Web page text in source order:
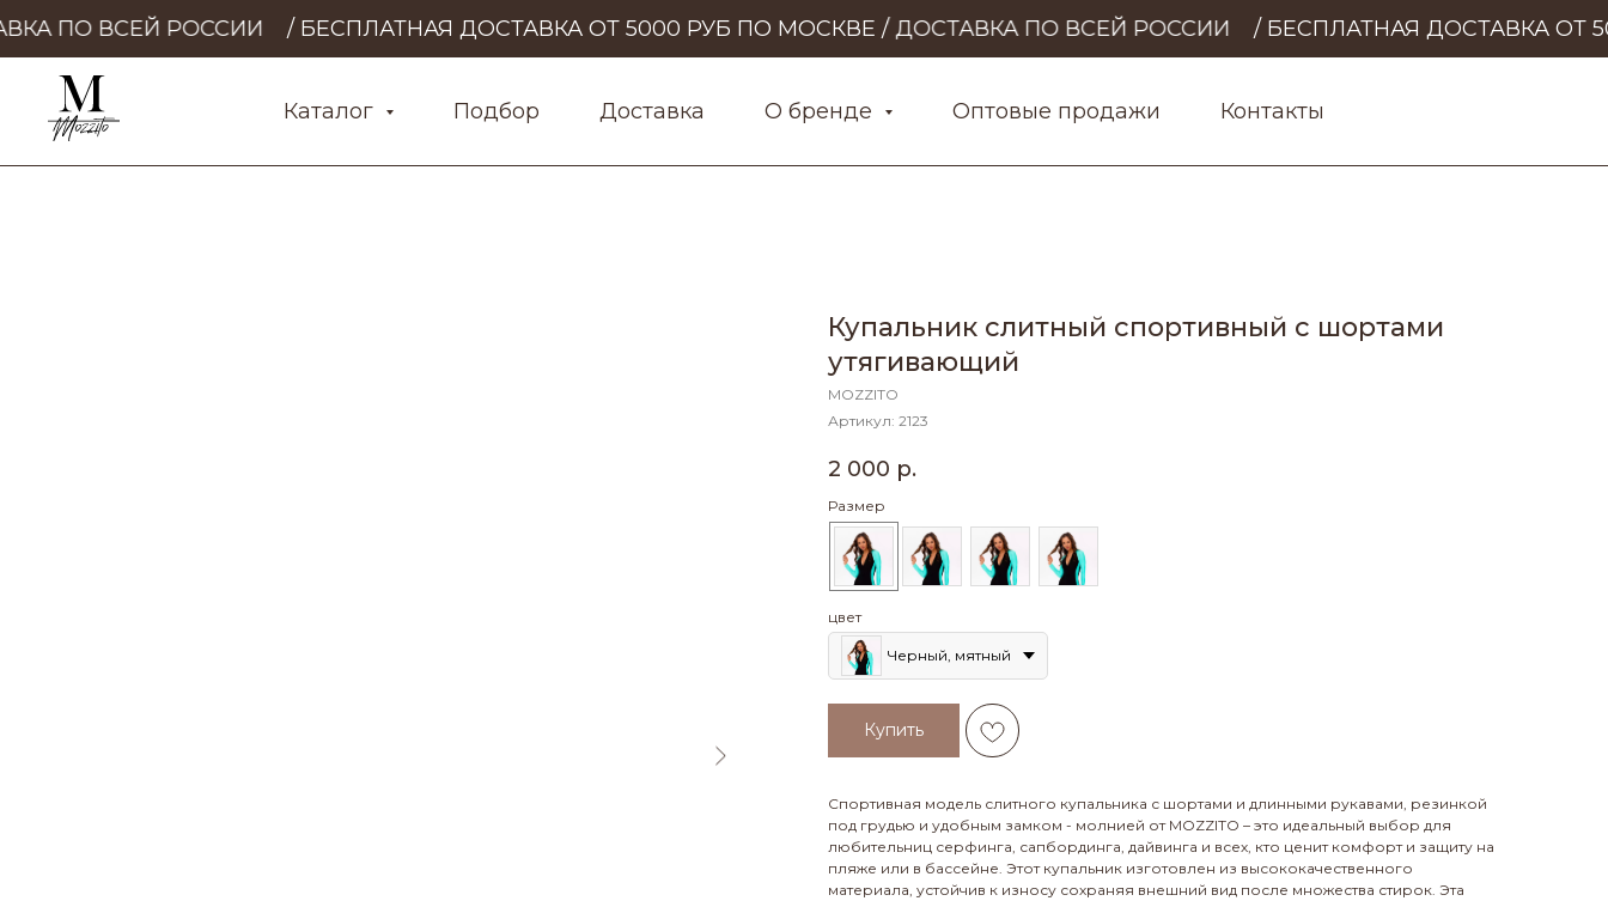
ПО ВСЕЙ РОССИИ / БЕСПЛАТНАЯ ДОСТАВКА ОТ 5000 РУБ ПО МОСКВЕ / ДОСТАВКА ПО ВСЕЙ РОССИИ / БЕСПЛАТНАЯ ДОСТАВКА ОТ
Каталог Подбор Доставка О бренде Оптовые продажи Контакты
Купальник слитный спортивный с шортами
утягивающий
MOZZITO
Артикул: 2123
2 000 р.
Размер
цвет
Черный, мятный
Купить
Спортивная модель слитного купальника с шортами и длинными рукавами, резинкой
под грудью и удобным замком - молнией от MOZZITO – это идеальный выбор для
любительниц серфинга, сапбординга, дайвинга и всех, кто ценит комфорт и защиту на
пляже или в бассейне. Этот купальник изготовлен из высококачественного
материала, устойчив к износу сохраняя внешний вид после множества стирок. Эта